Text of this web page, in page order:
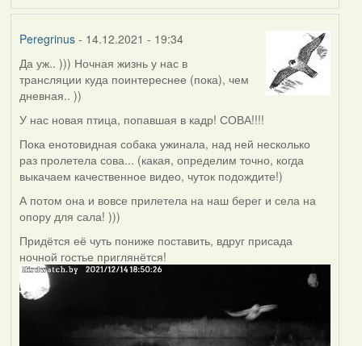
Peregrinus- 14.12.2021 - 19:34
Да уж.. ))) Ночная жизнь у нас в
трансляции куда поинтереснее (пока), чем
дневная.. ))
У нас новая птица, попавшая в кадр! СОВА!!!!
Пока енотовидная собака ужинала, над ней несколько
раз пролетела сова... (какая, определим точно, когда
выкачаем качественное видео, чуток подождите!)
А потом она и вовсе прилетела на наш берег и села на
опору для сала! )))
Придётся её чуть пониже поставить, вдруг присада
ночной гостье приглянётся!